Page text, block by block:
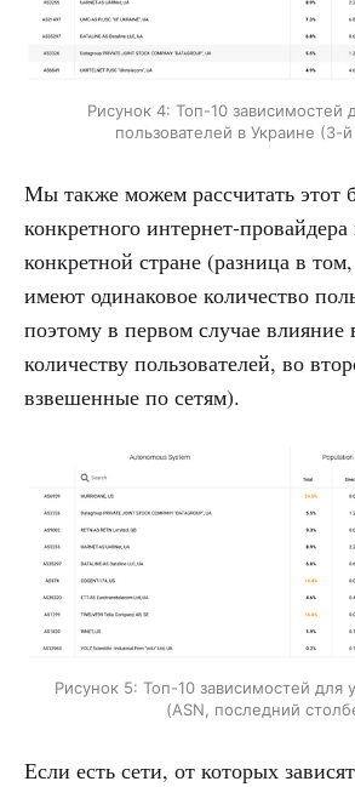
Рисунок 4: Топ-10 зависимостей
пользователей в Украине (3-
Мы также можем рассчитать этот
конкретного интернет-провайдера
конкретной стране (разница в
имеют одинаковое количество
поэтому в первом случае влияние
количеству пользователей, во
взвешенные по сетям).
Рисунок 5: Топ-10 зависимостей для
(ASN, последний
Если есть сети, от которых